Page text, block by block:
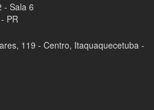
- Sala 6
PR
119 - Centro, Itaquaquecetuba -